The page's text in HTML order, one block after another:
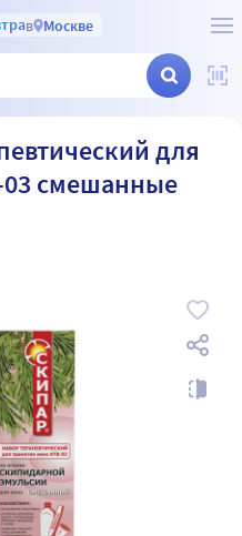
в Москве
для
03 смешанные